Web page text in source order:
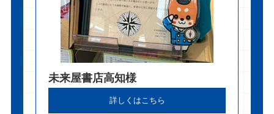
未来屋書店高知様
詳しくはこちら